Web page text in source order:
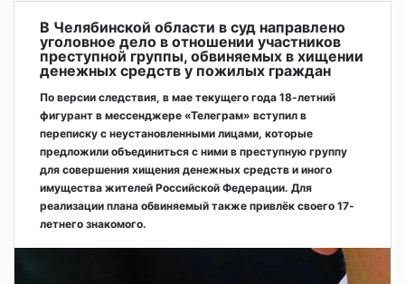
В Челябинской области в суд направлено
уголовное дело в отношении участников
преступной группы, обвиняемых в хищении
денежных средств у пожилых граждан
По версии следствия, в мае текущего года 18-летний
фигурант в мессенджере «Телеграм» вступил в
переписку с неустановленными лицами, которые
предложили объединиться с ними в преступную группу
для совершения хищения денежных средств и иного
имущества жителей Российской Федерации. Для
реализации плана обвиняемый также привлёк своего 17-
летнего знакомого.